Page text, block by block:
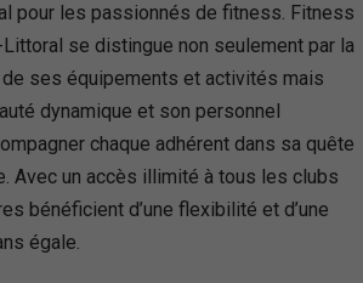
pour les passionnés de fitness. Fitness
se distingue non seulement par la
ses équipements et activités mais
dynamique et son personnel
chaque adhérent dans sa quête
Avec un accès illimité à tous les clubs
bénéficient d’une flexibilité et d’une
égale.